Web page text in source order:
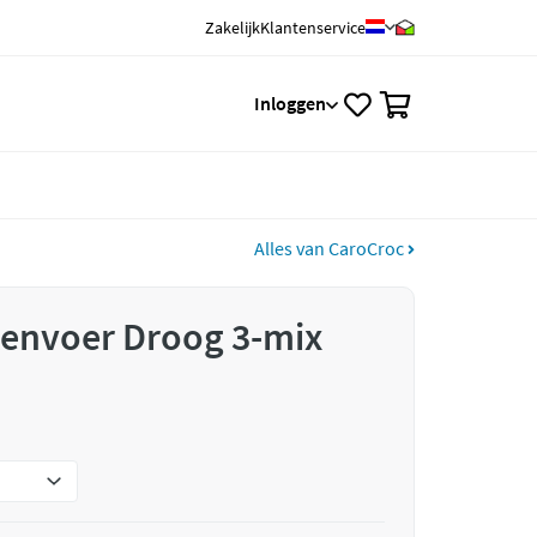
ZakelijkKlantenservice
Inloggen
Alles van CaroCroc
Droog 3-mix